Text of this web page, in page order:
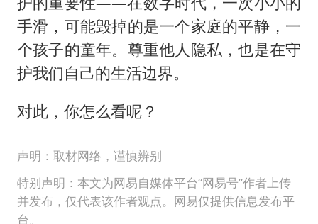
手滑，可能毁掉的是一个家庭的平静，一
个孩子的童年。尊重他人隐私，也是在守
护我们自己的生活边界。
对此，你怎么看呢？
声明：取材网络，谨慎辨别
特别声明：本文为网易自媒体平台“网易号”作者上传
并发布，仅代表该作者观点。网易仅提供信息发布平
台。